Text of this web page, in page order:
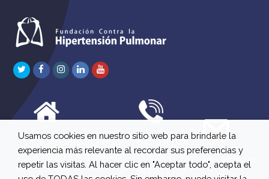
TwitterFacebook
Instagram
LinkedInYoutube
C/ Río Jordán 7 bajo
A 28981 Parla Madrid
647 630 515
661 73 42 04
613 22 15 27
info@fchp.es
Usamos cookies en nuestro sitio web para brindarle la
experiencia más relevante al recordar sus preferencias y
repetir las visitas. Al hacer clic en "Aceptar todo", acepta el